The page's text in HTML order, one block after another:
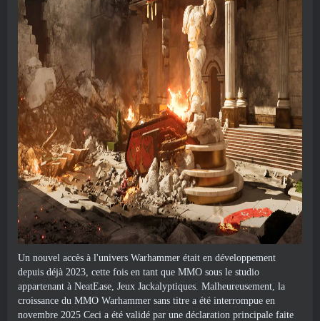
Un nouvel accès à l'univers Warhammer était en développement
depuis déjà 2023, cette fois en tant que MMO sous le studio
appartenant à NeatEase, Jeux Jackalyptiques. Malheureusement, la
croissance du MMO Warhammer sans titre a été interrompue en
novembre 2025 Ceci a été validé par une déclaration principale faite